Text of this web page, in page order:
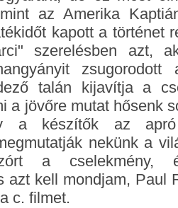
az Amerika
kapott a történet
szerelésben azt,
talán kijavítja a
a jövőre mutat hősenk
a készítők az
nekünk a
a cselekmény,
azt kell mondjam, Paul
c. filmet.